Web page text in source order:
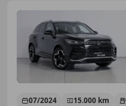
07/2024 15.000 km